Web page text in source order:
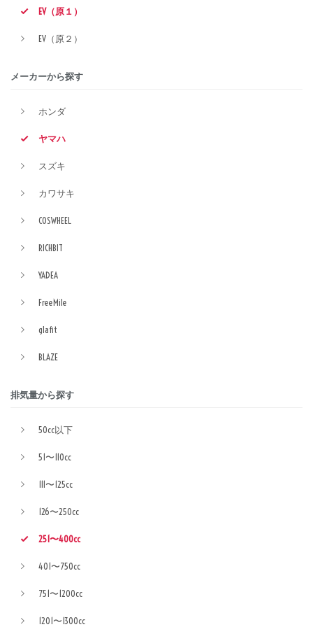
EV（原１）
EV（原２）
メーカーから探す
ホンダ
ヤマハ
スズキ
カワサキ
COSWHEEL
RICHBIT
YADEA
FreeMile
glafit
BLAZE
排気量から探す
50cc以下
51〜110cc
111〜125cc
126〜250cc
251〜400cc
401〜750cc
751〜1200cc
1201〜1300cc